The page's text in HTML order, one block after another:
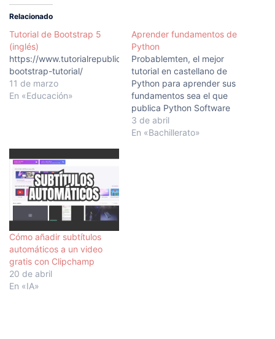
Relacionado
Tutorial de Bootstrap 5
(inglés)
https://www.tutorialrepublic.com/twitter-
bootstrap-tutorial/
11 de marzo
En «Educación»
Aprender fundamentos de
Python
Probablemten, el mejor
tutorial en castellano de
Python para aprender sus
fundamentos sea el que
publica Python Software
Foundation: Python.org
Tiene una navegación
3 de abril
En «Bachillerato»
Cómo añadir subtítulos
automáticos a un video
gratis con Clipchamp
20 de abril
En «IA»